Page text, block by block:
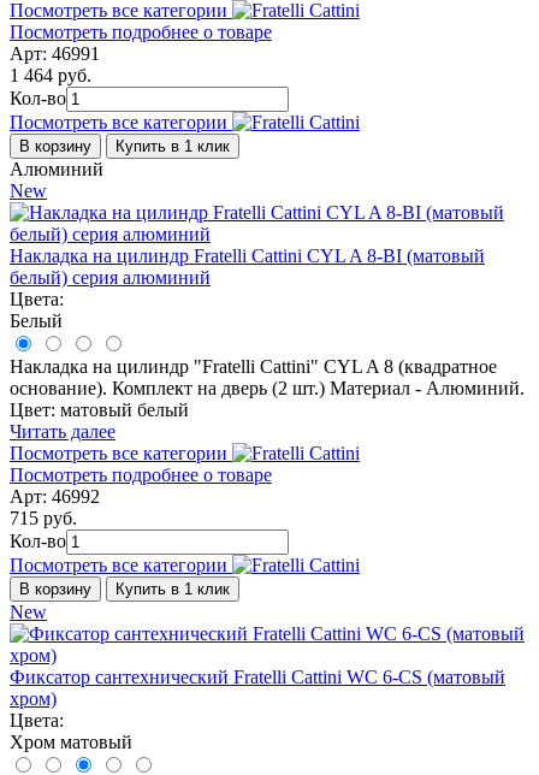
Посмотреть все категории
Посмотреть подробнее о товаре
Арт: 46991
1 464 руб.
Кол-во
Посмотреть все категории
В корзину Купить в 1 клик
Алюминий
New
Накладка на цилиндр Fratelli Cattini CYL A 8-BI (матовый
белый) серия алюминий
Цвета:
Белый
Накладка на цилиндр "Fratelli Cattini" CYL A 8 (квадратное
основание). Комплект на дверь (2 шт.) Материал - Алюминий.
Цвет: матовый белый
Читать далее
Посмотреть все категории
Посмотреть подробнее о товаре
Арт: 46992
715 руб.
Кол-во
Посмотреть все категории
В корзину Купить в 1 клик
New
Фиксатор сантехнический Fratelli Cattini WC 6-CS (матовый
хром)
Цвета:
Хром матовый